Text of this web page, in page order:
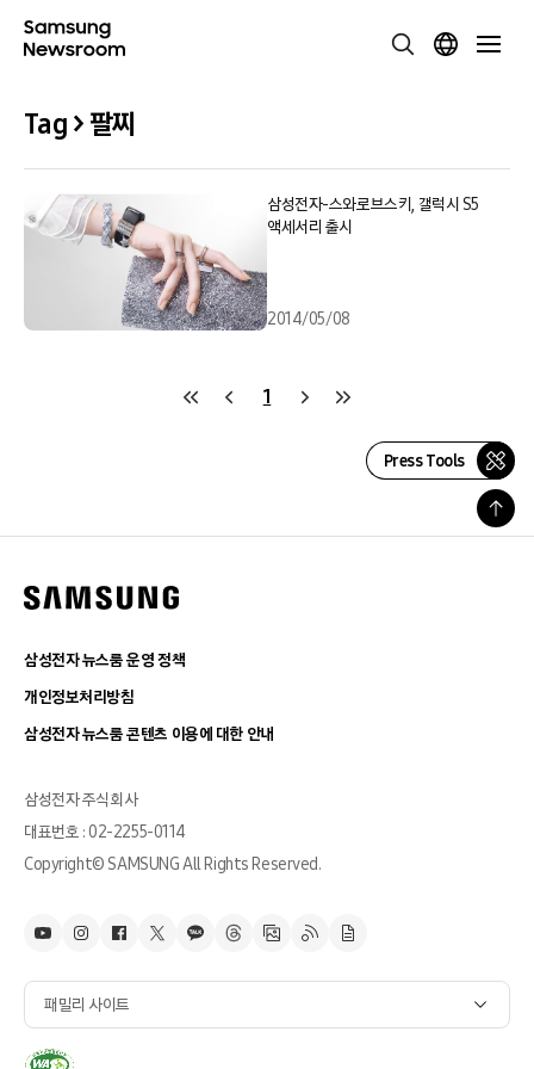
Tag > 팔찌
삼성전자-스와로브스키, 갤럭시 S5
액세서리 출시
2014/05/08
1
Press Tools
삼성전자 뉴스룸 운영 정책
개인정보처리방침
삼성전자 뉴스룸 콘텐츠 이용에 대한 안내
삼성전자 주식회사
대표번호 : 02-2255-0114
Copyright© SAMSUNG All Rights Reserved.
패밀리 사이트